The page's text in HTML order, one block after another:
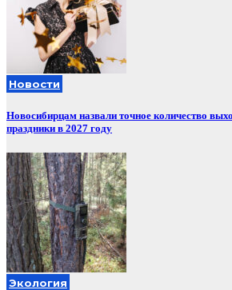
Новости
Новосибирцам назвали точное количество
праздники в 2027 году
Экология